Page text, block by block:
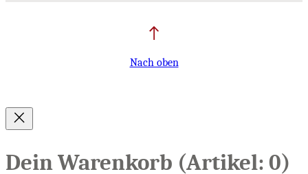
Nach oben
Dein Warenkorb (Artikel: 0)